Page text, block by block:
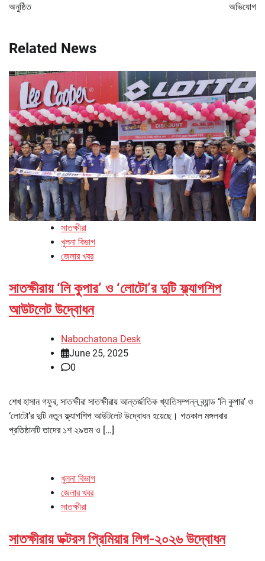
অনুষ্ঠিত
অভিযোগ
Related News
সাতক্ষীরা
খুলনা বিভাগ
জেলার খবর
সাতক্ষীরায় ‘লি কুপার’ ও ‘লোটো’র দুটি ফ্ল্যাগশিপ
আউটলেট উদ্বোধন
Nabochatona Desk
June 25, 2025
0
শেখ হাসান গফুর, সাতক্ষীরা সাতক্ষীরায় আন্তর্জাতিক খ্যাতিসম্পন্ন ব্র্যান্ড ‘লি কুপার’ ও
‘লোটো’র দুটি নতুন ফ্ল্যাগশিপ আউটলেট উদ্বোধন হয়েছে। গতকাল মঙ্গলবার
প্রতিষ্ঠানটি তাদের ১শ ২৯তম ও […]
খুলনা বিভাগ
জেলার খবর
সাতক্ষীরা
সাতক্ষীরায় ডক্টরস প্রিমিয়ার লিগ-২০২৬ উদ্বোধন